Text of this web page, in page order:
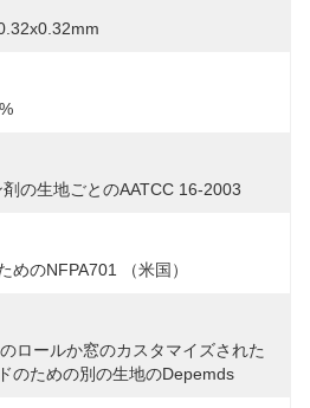
の生地ごとのAATCC 16-2003
めのNFPA701 （米国）
ロールか窓のカスタマイズされた
のための別の生地のDepemds